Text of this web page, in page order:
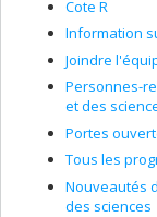
Cote R
Information
Joindre
Personnes-
et des
Portes
Tous les
Nouveautés
des sciences